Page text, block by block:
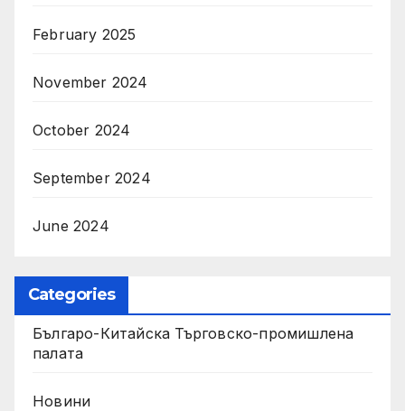
February 2025
November 2024
October 2024
September 2024
June 2024
Categories
Българо-Китайска Търговско-промишлена
палaта
Новини